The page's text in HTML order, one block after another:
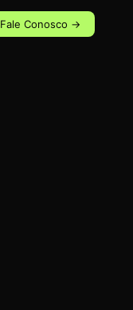
Fale Conosco →